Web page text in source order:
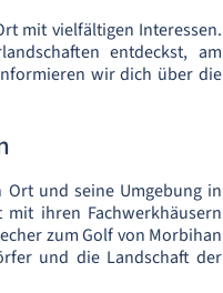
mit vielfältigen Interessen.
entdeckst, am
wir dich über die
und seine Umgebung in
ihren Fachwerkhäusern
zum Golf von Morbihan
und die Landschaft der